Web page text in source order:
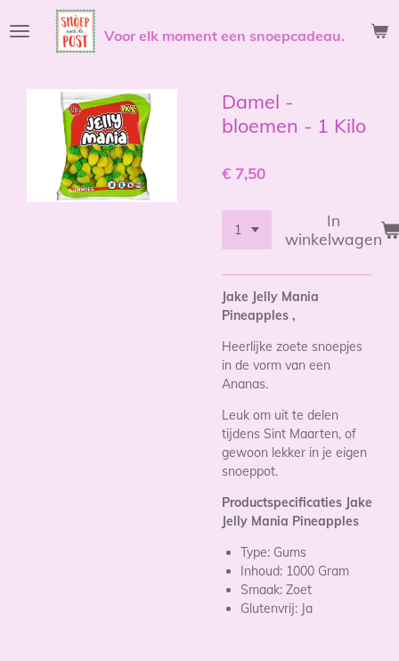
direct
hoofdinhoud
Voor elk moment een snoepcadeau.
Damel -
bloemen - 1 Kilo
€ 7,50
In
winkelwagen
Jake Jelly Mania
Pineapples ,
Heerlijke zoete snoepjes
in de vorm van een
Ananas.
Leuk om uit te delen
tijdens Sint Maarten, of
gewoon lekker in je eigen
snoeppot.
Productspecificaties Jake
Jelly Mania Pineapples
Type: Gums
Inhoud: 1000 Gram
Smaak: Zoet
Glutenvrij: Ja